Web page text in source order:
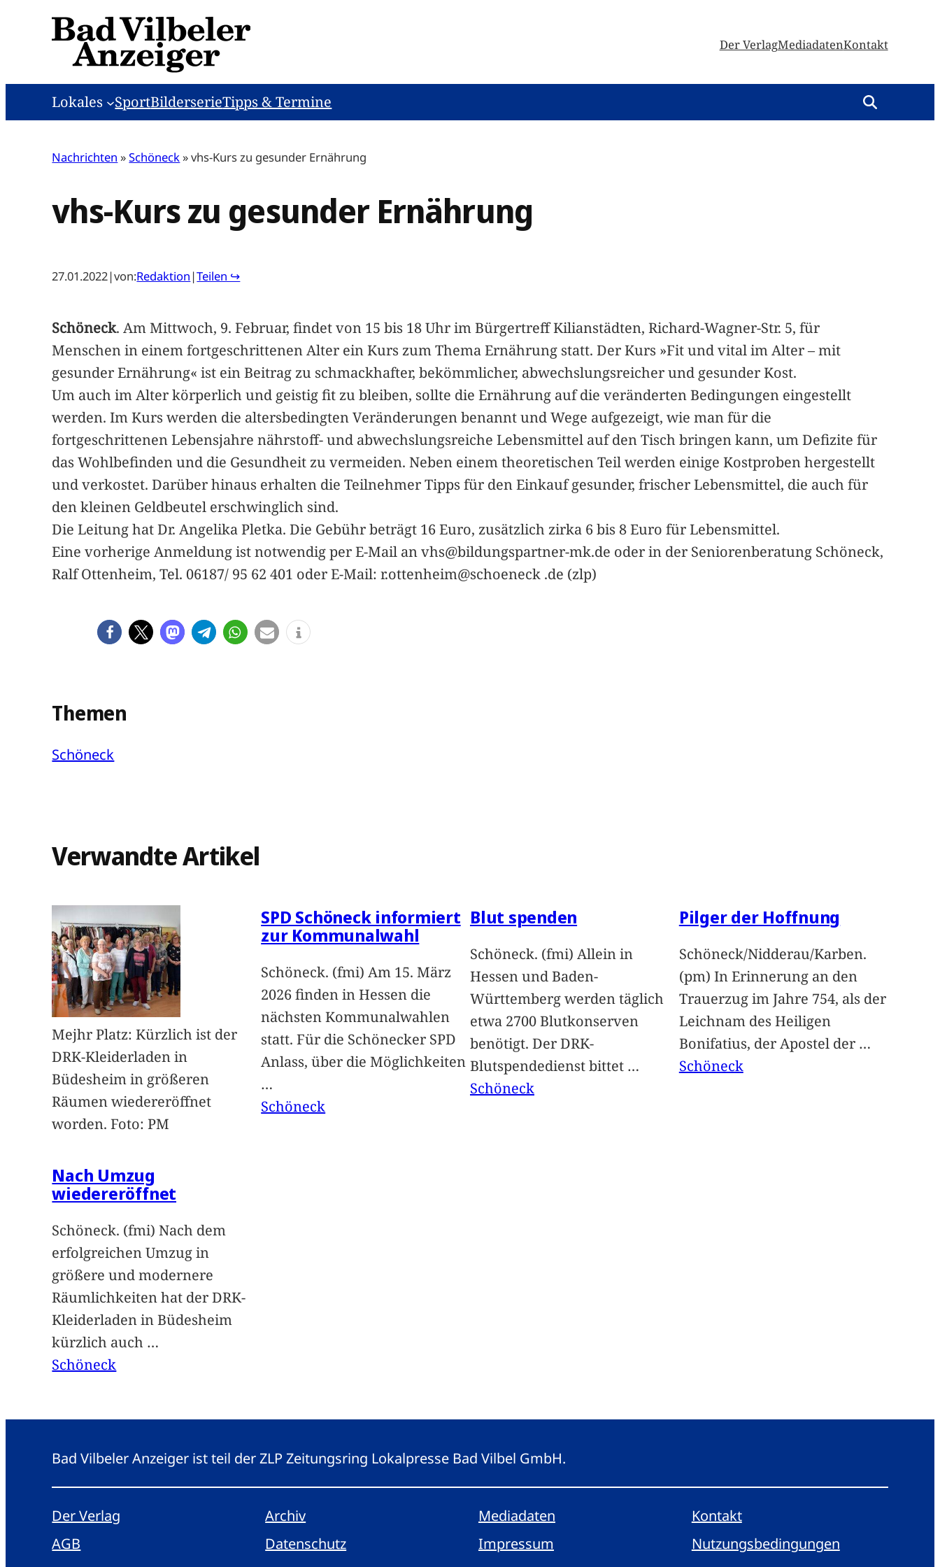
Der VerlagMediadatenKontakt
Lokales SportBilderserieTipps & Termine
Nachrichten »Schöneck»vhs-Kurs zu gesunder Ernährung
vhs-Kurs zu gesunder Ernährung
27.01.2022|von:Redaktion |Teilen ↪
Schöneck. Am Mittwoch, 9. Februar, findet von 15 bis 18 Uhr im Bürgertreff Kilianstädten, Richard-Wagner-Str. 5, für
Menschen in einem fortgeschrittenen Alter ein Kurs zum Thema Ernährung statt. Der Kurs »Fit und vital im Alter – mit
gesunder Ernährung« ist ein Beitrag zu schmackhafter, bekömmlicher, abwechslungsreicher und gesunder Kost.
Um auch im Alter körperlich und geistig fit zu bleiben, sollte die Ernährung auf die veränderten Bedingungen eingestellt
werden. Im Kurs werden die altersbedingten Veränderungen benannt und Wege aufgezeigt, wie man für die
fortgeschrittenen Lebensjahre nährstoff- und abwechslungsreiche Lebensmittel auf den Tisch bringen kann, um Defizite für
das Wohlbefinden und die Gesundheit zu vermeiden. Neben einem theoretischen Teil werden einige Kostproben hergestellt
und verkostet. Darüber hinaus erhalten die Teilnehmer Tipps für den Einkauf gesunder, frischer Lebensmittel, die auch für
den kleinen Geldbeutel erschwinglich sind.
Die Leitung hat Dr. Angelika Pletka. Die Gebühr beträgt 16 Euro, zusätzlich zirka 6 bis 8 Euro für Lebensmittel.
Eine vorherige Anmeldung ist notwendig per E-Mail an vhs@bildungspartner-mk.de oder in der Seniorenberatung Schöneck,
Ralf Ottenheim, Tel. 06187/ 95 62 401 oder E-Mail: r.ottenheim@schoeneck .de (zlp)
Themen
Schöneck
Verwandte Artikel
Mejhr Platz: Kürzlich ist der
DRK-Kleiderladen in
Büdesheim in größeren
Räumen wiedereröffnet
worden. Foto: PM
Nach Umzug
wiedereröffnet
Schöneck. (fmi) Nach dem
erfolgreichen Umzug in
größere und modernere
Räumlichkeiten hat der DRK-
Kleiderladen in Büdesheim
kürzlich auch …
Schöneck
SPD Schöneck informiert
zur Kommunalwahl
Schöneck. (fmi) Am 15. März
2026 finden in Hessen die
nächsten Kommunalwahlen
statt. Für die Schönecker SPD
Anlass, über die Möglichkeiten
…
Schöneck
Blut spenden
Schöneck. (fmi) Allein in
Hessen und Baden-
Württemberg werden täglich
etwa 2700 Blutkonserven
benötigt. Der DRK-
Blutspendedienst bittet …
Schöneck
Pilger der Hoffnung
Schöneck/Nidderau/Karben.
(pm) In Erinnerung an den
Trauerzug im Jahre 754, als der
Leichnam des Heiligen
Bonifatius, der Apostel der …
Schöneck
Bad Vilbeler Anzeiger ist teil der ZLP Zeitungsring Lokalpresse Bad Vilbel GmbH.
Der Verlag Archiv Mediadaten
Kontakt
AGB
Datenschutz Impressum Nutzungsbedingungen